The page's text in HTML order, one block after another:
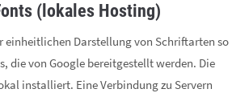
(lokales Hosting)
einheitlichen Darstellung von Schriftarten so
die von Google bereitgestellt werden. Die
installiert. Eine Verbindung zu Servern